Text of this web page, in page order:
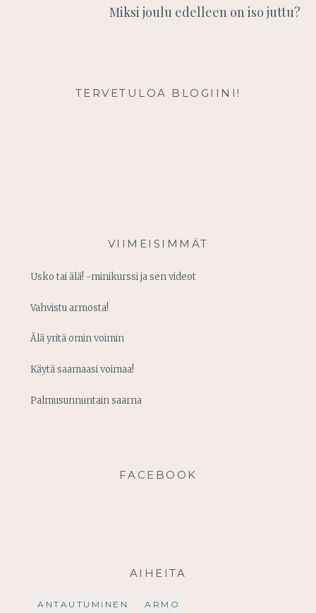
Miksi joulu edelleen on iso juttu?
TERVETULOA BLOGIINI!
VIIMEISIMMÄT
Usko tai älä! -minikurssi ja sen videot
Vahvistu armosta!
Älä yritä omin voimin
Käytä saamaasi voimaa!
Palmusunnuntain saarna
FACEBOOK
AIHEITA
ANTAUTUMINEN ARMO